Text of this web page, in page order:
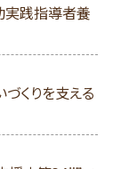
実践指導者養
くりを支える